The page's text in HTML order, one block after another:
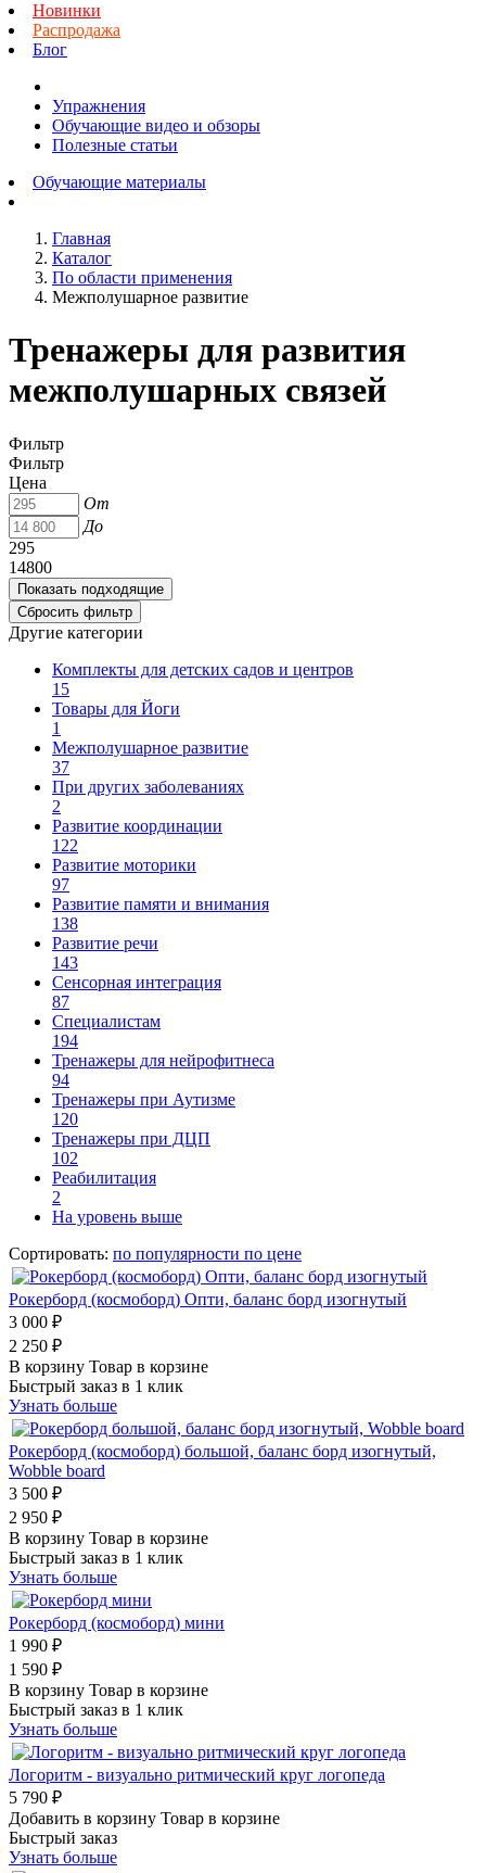
Новинки
Распродажа
Блог
Упражнения
Обучающие видео и обзоры
Полезные статьи
Обучающие материалы
Главная
Каталог
По области применения
Межполушарное развитие
Тренажеры для развития
межполушарных связей
Фильтр
Фильтр
Цена
От
До
295
14800
Другие категории
Комплекты для детских садов и центров
15
Товары для Йоги
1
Межполушарное развитие
37
При других заболеваниях
2
Развитие координации
122
Развитие моторики
97
Развитие памяти и внимания
138
Развитие речи
143
Сенсорная интеграция
87
Специалистам
194
Тренажеры для нейрофитнеса
94
Тренажеры при Аутизме
120
Тренажеры при ДЦП
102
Реабилитация
2
На уровень выше
Сортировать: по популярности по цене
Рокерборд (космоборд) Опти, баланс борд изогнутый
3 000 ₽
2 250 ₽
В корзину Товар в корзине
Быстрый заказ в 1 клик
Узнать больше
Рокерборд (космоборд) большой, баланс борд изогнутый,
Wobble board
3 500 ₽
2 950 ₽
В корзину Товар в корзине
Быстрый заказ в 1 клик
Узнать больше
Рокерборд (космоборд) мини
1 990 ₽
1 590 ₽
В корзину Товар в корзине
Быстрый заказ в 1 клик
Узнать больше
Логоритм - визуально ритмический круг логопеда
5 790 ₽
Добавить в корзину Товар в корзине
Быстрый заказ
Узнать больше